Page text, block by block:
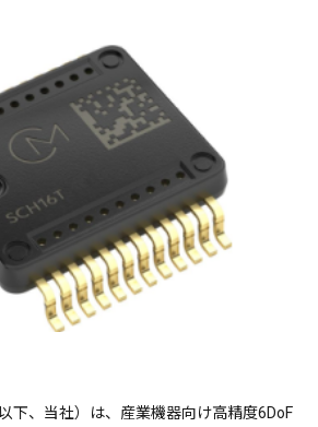
下、当社）は、産業機器向け高精度6DoF